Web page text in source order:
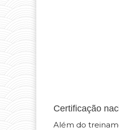
Certificação
Além do